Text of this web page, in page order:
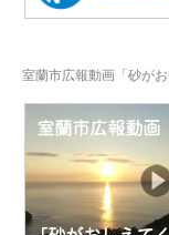
室蘭市広報動画「砂がお